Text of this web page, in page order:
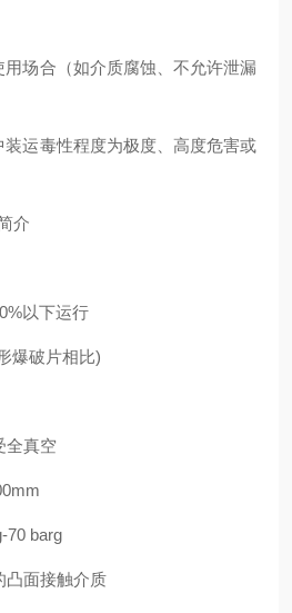
用场合（如介质腐蚀、不允许泄漏
装运毒性程度为极度、高度危害或
介
以下运行
爆破片相比)
全真空
70 barg
凸面接触介质